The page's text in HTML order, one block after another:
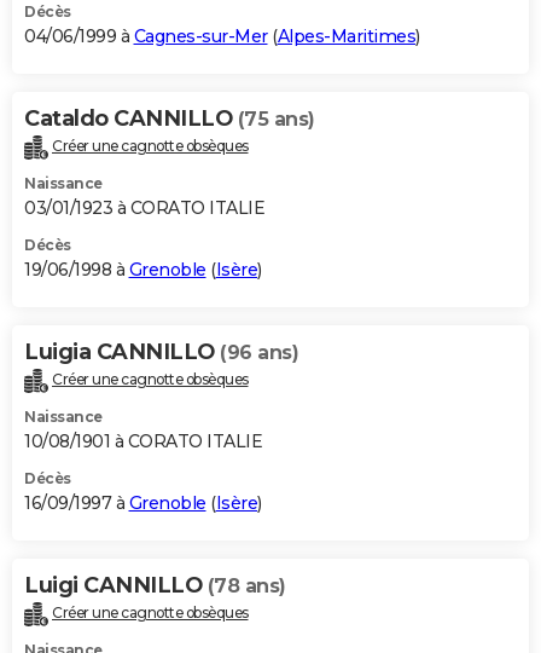
Décès
04/06/1999 à Cagnes-sur-Mer(Alpes-Maritimes)
Cataldo CANNILLO (75 ans)
Créer une cagnotte obsèques
Naissance
03/01/1923 à CORATO ITALIE
Décès
19/06/1998 à Grenoble (Isère)
Luigia CANNILLO (96 ans)
Créer une cagnotte obsèques
Naissance
10/08/1901 à CORATO ITALIE
Décès
16/09/1997 à Grenoble (Isère)
Luigi CANNILLO (78 ans)
Créer une cagnotte obsèques